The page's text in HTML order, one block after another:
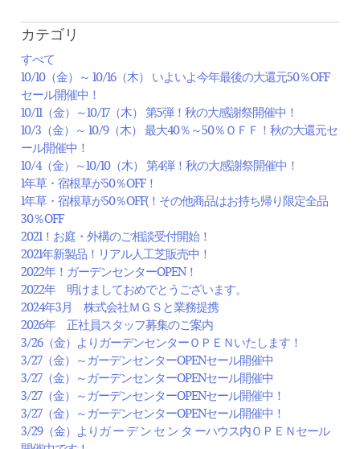
カテゴリ
すべて
10/10（金）～ 10/16（木） いよいよ今年最後の大還元50％OFF
セール開催中！
10/11（金）～10/17（木） 第5弾！秋の大感謝祭開催中！
10/3（金）～ 10/9（木） 最大40％～50％ＯＦＦ！秋の大還元セ
ール開催中！
10/4（金）～10/10（木） 第4弾！秋の大感謝祭開催中！
1年草・宿根草が50％OFF！
1年草・宿根草が50％OFF(！その他商品はお持ち帰り限定全品
30％OFF
2021！お庭・外構のご相談受付開始！
2021年新製品！リアル人工芝販売中！
2022年！ガーデンセンターOPEN！
2022年 明けましておめでとうございます。
2024年3月 株式会社ＭＧＳと業務提携
2026年 正社員スタッフ募集のご案内
3/26（金）よりガーデンセンターＯＰＥＮいたします！
3/27（金）～ガーデンセンターOPENセール開催中
3/27（金）～ガーデンセンターOPENセール開催中
3/27（金）～ガーデンセンターOPENセール開催中！
3/27（金）～ガーデンセンターOPENセール開催中！
3/29（金）よりガ ー デ ン セ ン タ ーハウス内ＯＰＥＮセール